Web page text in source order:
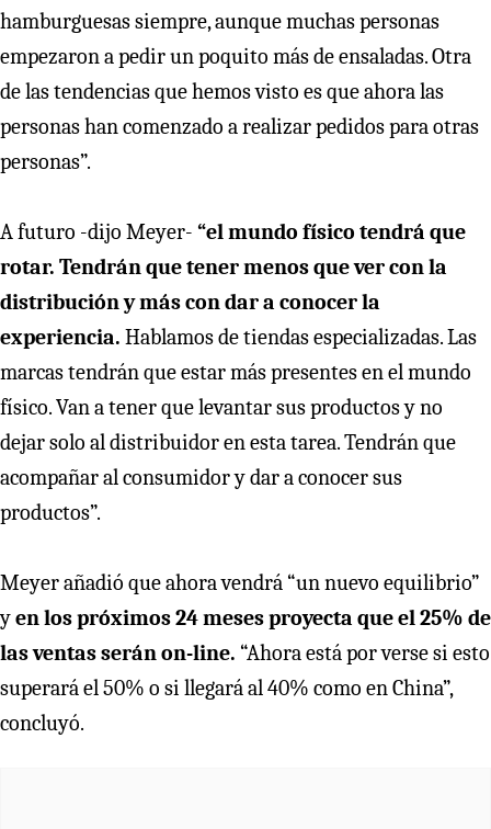
hamburguesas siempre, aunque muchas personas
empezaron a pedir un poquito más de ensaladas. Otra
de las tendencias que hemos visto es que ahora las
personas han comenzado a realizar pedidos para otras
personas”.
A futuro -dijo Meyer- “el mundo físico tendrá que
rotar. Tendrán que tener menos que ver con la
distribución y más con dar a conocer la
experiencia. Hablamos de tiendas especializadas. Las
marcas tendrán que estar más presentes en el mundo
físico. Van a tener que levantar sus productos y no
dejar solo al distribuidor en esta tarea. Tendrán que
acompañar al consumidor y dar a conocer sus
productos”.
Meyer añadió que ahora vendrá “un nuevo equilibrio”
yen los próximos 24 meses proyecta que el 25% de
las ventas serán on-line. “Ahora está por verse si esto
superará el 50% o si llegará al 40% como en China”,
concluyó.